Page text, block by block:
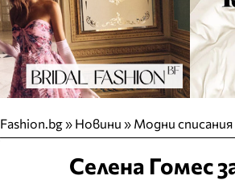
Fashion.bg» Новини » Модни списания
Селена Гомес